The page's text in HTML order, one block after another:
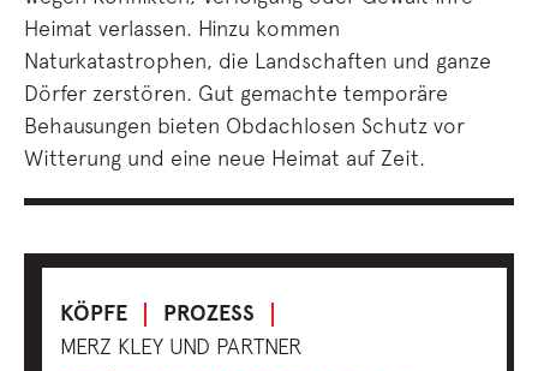
Heimat verlassen. Hinzu kommen
Naturkatastrophen, die Landschaften und ganze
Dörfer zerstören. Gut gemachte temporäre
Behausungen bieten Obdachlosen Schutz vor
Witterung und eine neue Heimat auf Zeit.
KÖPFE PROZESS
MERZ KLEY UND PARTNER